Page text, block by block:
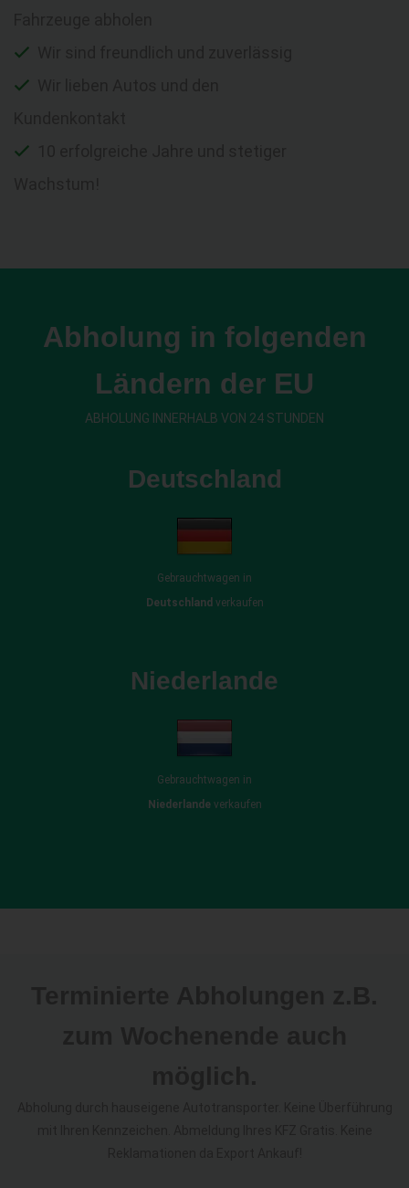
Abholung in folgenden
Ländern der EU
ABHOLUNG INNERHALB VON 24 STUNDEN
Deutschland
Gebrauchtwagen in
Deutschland verkaufen
Niederlande
Gebrauchtwagen in
Niederlandeverkaufen